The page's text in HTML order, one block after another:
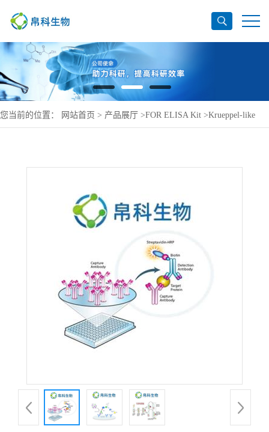
您当前的位置： 网站首页 > 产品展厅 >FOR ELISA Kit >Krueppel-like